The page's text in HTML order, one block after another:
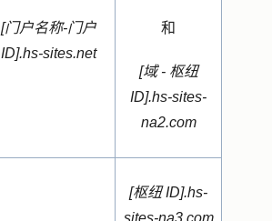
[门户名称-门户
ID].hs-sites.net
和
[域 - 枢纽
ID].hs-sites-
na2.com
[枢纽 ID].hs-
sites-na3.com